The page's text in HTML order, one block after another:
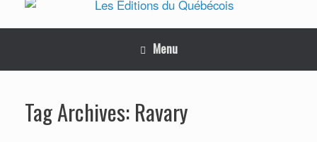
Menu
Tag Archives: Ravary